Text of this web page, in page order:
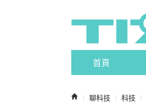
首頁
/ 聊科技 / 科技 /